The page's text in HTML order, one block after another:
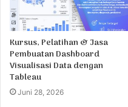
Kursus, Pelatihan & Jasa
Pembuatan Dashboard
Visualisasi Data dengan
Tableau
Juni 28, 2026